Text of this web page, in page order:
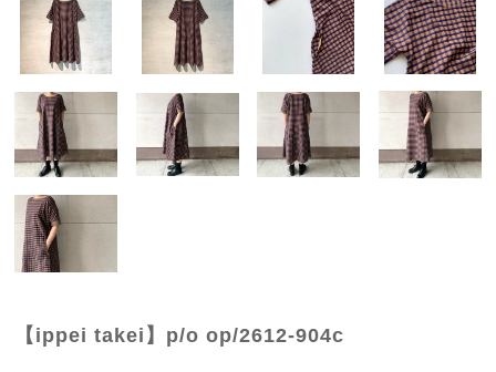
【ippei takei】p/o op/2612-904c